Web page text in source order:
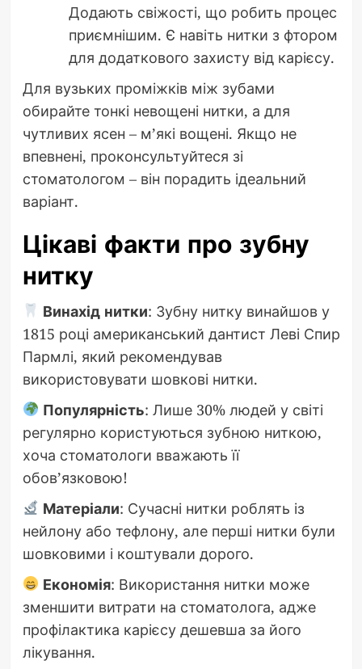
Додають свіжості, що робить процес
приємнішим. Є навіть нитки з фтором
для додаткового захисту від карієсу.
Для вузьких проміжків між зубами
обирайте тонкі невощені нитки, а для
чутливих ясен – м’які вощені. Якщо не
впевнені, проконсультуйтеся зі
стоматологом – він порадить ідеальний
варіант.
Цікаві факти про зубну
нитку
Винахід нитки: Зубну нитку винайшов у
1815 році американський дантист Леві Спир
Пармлі, який рекомендував
використовувати шовкові нитки.
Популярність: Лише 30% людей у світі
регулярно користуються зубною ниткою,
хоча стоматологи вважають її
обов’язковою!
Матеріали: Сучасні нитки роблять із
нейлону або тефлону, але перші нитки були
шовковими і коштували дорого.
Економія: Використання нитки може
зменшити витрати на стоматолога, адже
профілактика карієсу дешевша за його
лікування.